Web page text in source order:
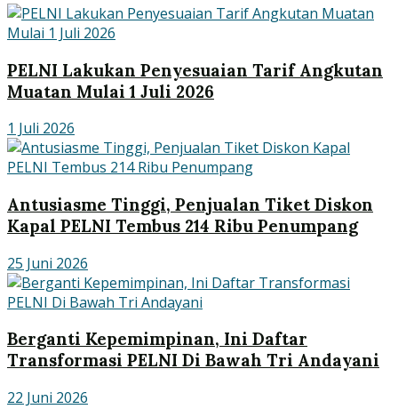
PELNI Lakukan Penyesuaian Tarif Angkutan
Muatan Mulai 1 Juli 2026
1 Juli 2026
Antusiasme Tinggi, Penjualan Tiket Diskon
Kapal PELNI Tembus 214 Ribu Penumpang
25 Juni 2026
Berganti Kepemimpinan, Ini Daftar
Transformasi PELNI Di Bawah Tri Andayani
22 Juni 2026